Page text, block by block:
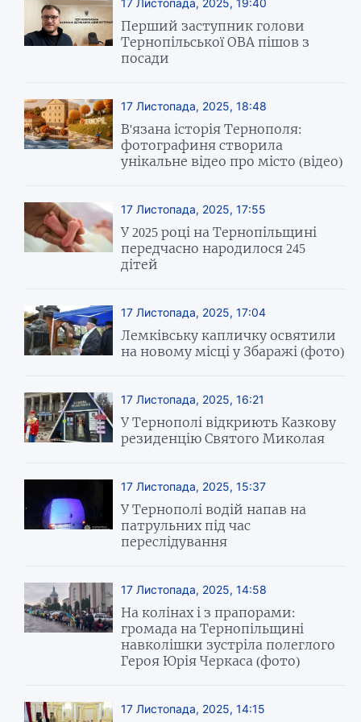
Перший заступник голови
Тернопільської ОВА пішов з
посади
17 Листопада, 2025, 18:48
В'язана історія Тернополя:
фотографиня створила
унікальне відео про місто (відео)
17 Листопада, 2025, 17:55
У 2025 році на Тернопільщині
передчасно народилося 245
дітей
17 Листопада, 2025, 17:04
Лемківську капличку освятили
на новому місці у Збаражі (фото)
17 Листопада, 2025, 16:21
У Тернополі відкриють Казкову
резиденцію Святого Миколая
17 Листопада, 2025, 15:37
У Тернополі водій напав на
патрульних під час
переслідування
17 Листопада, 2025, 14:58
На колінах і з прапорами:
громада на Тернопільщині
навколішки зустріла полеглого
Героя Юрія Черкаса (фото)
17 Листопада, 2025, 14:15